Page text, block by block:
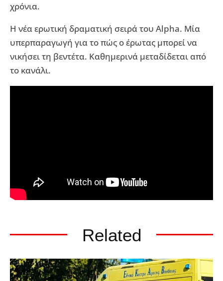
χρόνια.
Η νέα ερωτική δραματική σειρά του Alpha. Μία
υπερπαραγωγή για το πώς ο έρωτας μπορεί να
νικήσει τη βεντέτα. Καθημερινά μεταδίδεται από
το κανάλι.
Related